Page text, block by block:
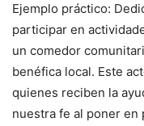
Ejemplo práctico:
participar en
un comedor
benéfica local. Este
quienes reciben la
nuestra fe al poner